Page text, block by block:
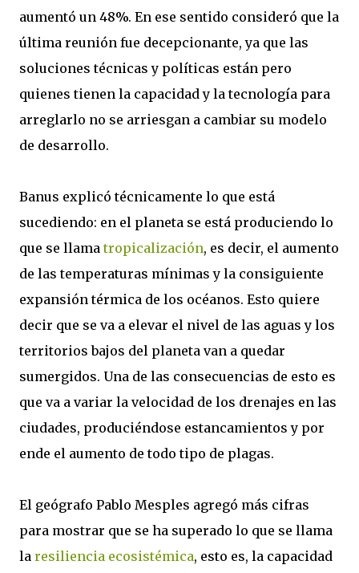
aumentó un 48%. En ese sentido consideró que la
última reunión fue decepcionante, ya que las
soluciones técnicas y políticas están pero
quienes tienen la capacidad y la tecnología para
arreglarlo no se arriesgan a cambiar su modelo
de desarrollo.
Banus explicó técnicamente lo que está
sucediendo: en el planeta se está produciendo lo
que se llamatropicalización, es decir, el aumento
de las temperaturas mínimas y la consiguiente
expansión térmica de los océanos. Esto quiere
decir que se va a elevar el nivel de las aguas y los
territorios bajos del planeta van a quedar
sumergidos. Una de las consecuencias de esto es
que va a variar la velocidad de los drenajes en las
ciudades, produciéndose estancamientos y por
ende el aumento de todo tipo de plagas.
El geógrafo Pablo Mesples agregó más cifras
para mostrar que se ha superado lo que se llama
la resiliencia ecosistémica, esto es, la capacidad